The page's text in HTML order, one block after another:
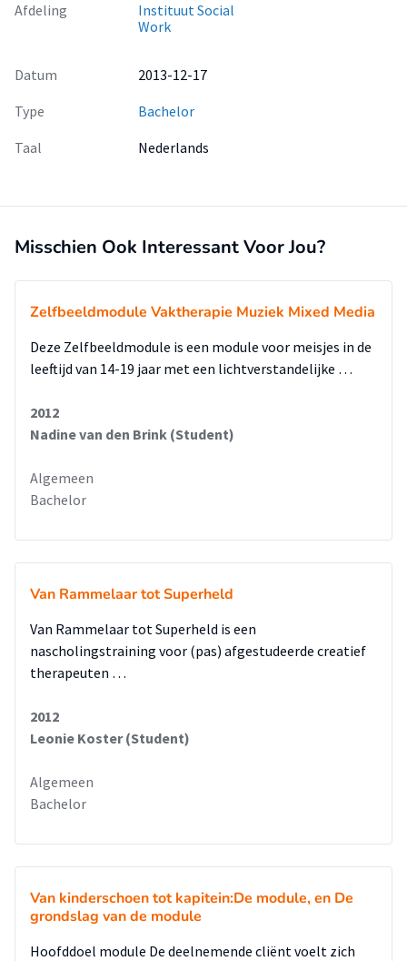
Afdeling
Instituut Social
Work
Datum
2013-12-17
Type
Bachelor
Taal
Nederlands
Misschien Ook Interessant Voor Jou?
Zelfbeeldmodule Vaktherapie Muziek Mixed Media
Deze Zelfbeeldmodule is een module voor meisjes in de
leeftijd van 14-19 jaar met een lichtverstandelijke …
2012
Nadine van den Brink (Student)
Algemeen
Bachelor
Van Rammelaar tot Superheld
Van Rammelaar tot Superheld is een
nascholingstraining voor (pas) afgestudeerde creatief
therapeuten …
2012
Leonie Koster (Student)
Algemeen
Bachelor
Van kinderschoen tot kapitein:De module, en De
grondslag van de module
Hoofddoel module De deelnemende cliënt voelt zich